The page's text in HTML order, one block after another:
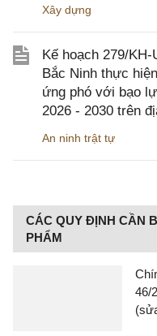
Xây dựng
Kế hoạch 279/
Bắc Ninh thực
ứng phó với bạo
2026 - 2030 trên
An ninh trật tự
CÁC QUY ĐỊNH CẦN
PHẨM
46/